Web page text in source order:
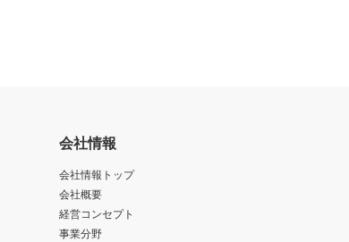
会社情報
会社情報トップ
会社概要
経営コンセプト
事業分野